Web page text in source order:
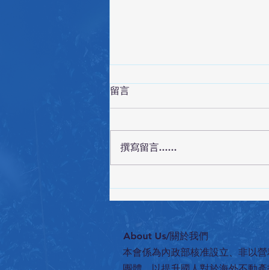
用講座
留言
撰寫留言......
​About Us/關於我們
本會係為內政部核准設立、非以